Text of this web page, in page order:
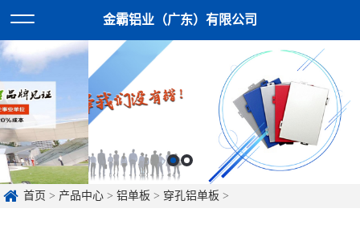
金霸铝业（广东）有限公司
首页 > 产品中心 >铝单板 > 穿孔铝单板 >